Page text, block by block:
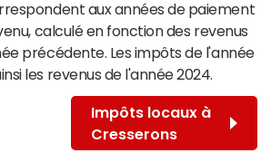
aux années de paiement
calculé en fonction des revenus
précédente. Les impôts de l'année
les revenus de l'année 2024.
Impôts locaux à
Cresserons